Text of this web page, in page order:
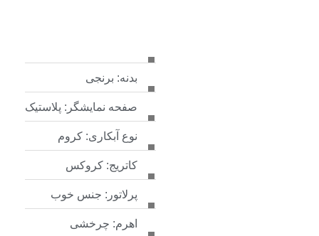
بدنه: برنجی
صفحه نمایشگر: پلاستیک
نوع آبکاری: کروم
کاتریج: کروکس
پرلاتور: جنس خوب
اهرم: چرخشی